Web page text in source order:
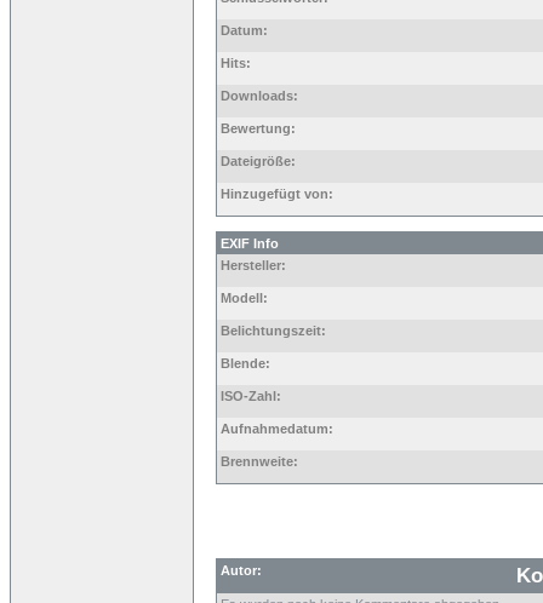
Datum:
Hits:
Downloads:
Bewertung:
Dateigröße:
Hinzugefügt von:
EXIF Info
Hersteller:
Modell:
Belichtungszeit:
Blende:
ISO-Zahl:
Aufnahmedatum:
Brennweite:
Autor: